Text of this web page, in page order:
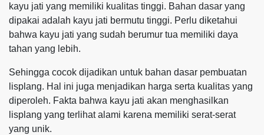
kayu jati yang memiliki kualitas tinggi. Bahan dasar yang
dipakai adalah kayu jati bermutu tinggi. Perlu diketahui
bahwa kayu jati yang sudah berumur tua memiliki daya
tahan yang lebih.
Sehingga cocok dijadikan untuk bahan dasar pembuatan
lisplang. Hal ini juga menjadikan harga serta kualitas yang
diperoleh. Fakta bahwa kayu jati akan menghasilkan
lisplang yang terlihat alami karena memiliki serat-serat
yang unik.